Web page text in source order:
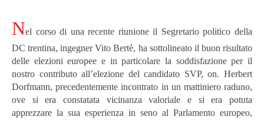
Nel corso di una recente riunione il Segretario politico della
DC trentina, ingegner Vito Bertè, ha sottolineato il buon risultato
delle elezioni europee e in particolare la soddisfazione per il
nostro contributo all’elezione del candidato SVP, on. Herbert
Dorfmann, precedentemente incontrato in un mattiniero raduno,
ove si era constatata vicinanza valoriale e si era potuta
apprezzare la sua esperienza in seno al Parlamento europeo,